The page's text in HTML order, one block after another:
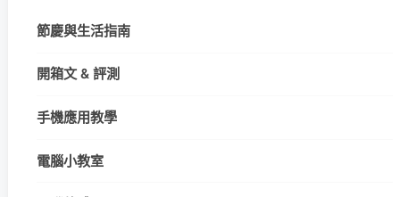
節慶與生活指南
開箱文 & 評測
手機應用教學
電腦小教室